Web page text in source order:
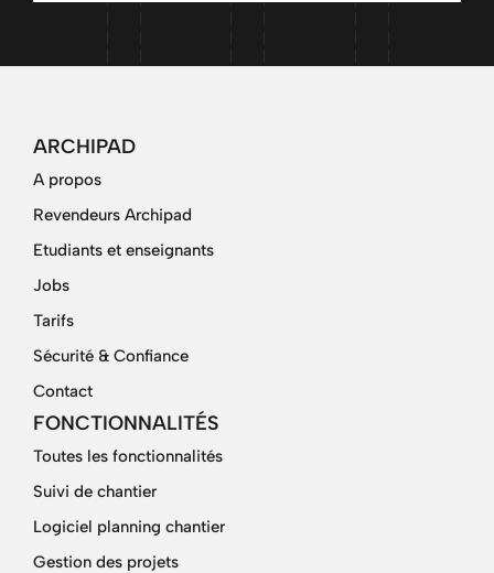
ARCHIPAD
A propos
Revendeurs Archipad
Etudiants et enseignants
Jobs
Tarifs
Sécurité & Confiance
Contact
FONCTIONNALITÉS
Toutes les fonctionnalités
Suivi de chantier
Logiciel planning chantier
Gestion des projets